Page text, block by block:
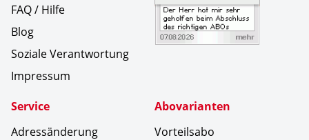
FAQ / Hilfe
Blog
Soziale Verantwortung
Impressum
Service
Adressänderung
Abovarianten
Vorteilsabo